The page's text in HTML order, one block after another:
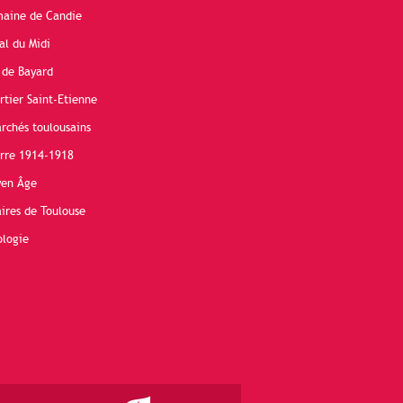
de Candie
du Midi
Bayard
Saint-Etienne
toulousains
1914-1918
Âge
de Toulouse